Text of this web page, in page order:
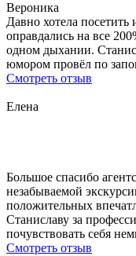
Вероника
Давно хотела
оправдались на все
одном дыхании.
юмором провёл по
Смотреть отзыв
Елена
Большое спасибо
незабываемой
положительных
Станиславу за
почувствовать себя
Смотреть отзыв